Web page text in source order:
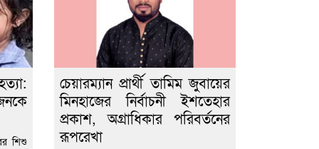
শিশু
চেয়ারম্যান প্রার্থী তামিম জুবায়ের
মিনহাজের নির্বাচনী ইশতেহার
প্রকাশ, অগ্রাধিকার পরিবর্তনের
রূপরেখা